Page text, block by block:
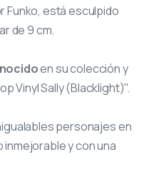
Funko, está esculpido
de 9 cm.
en su colección y
Vinyl Sally (Blacklight)".
personajes en
y con una